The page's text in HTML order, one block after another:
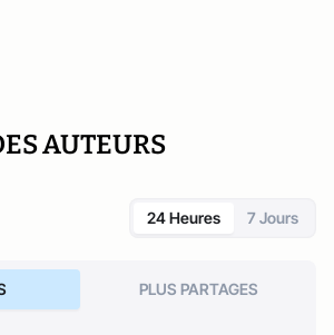
AUTEURS
24 Heures 7 Jours
PLUS PARTAGES